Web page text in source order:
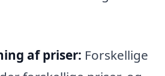
af priser: Forskellige